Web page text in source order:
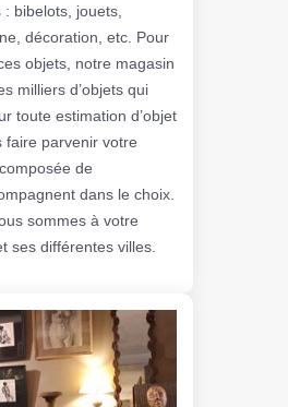
bibelots, jouets,
décoration, etc. Pour
objets, notre magasin
milliers d’objets qui
toute estimation d’objet
faire parvenir votre
de
dans le choix.
sommes à votre
ses différentes villes.